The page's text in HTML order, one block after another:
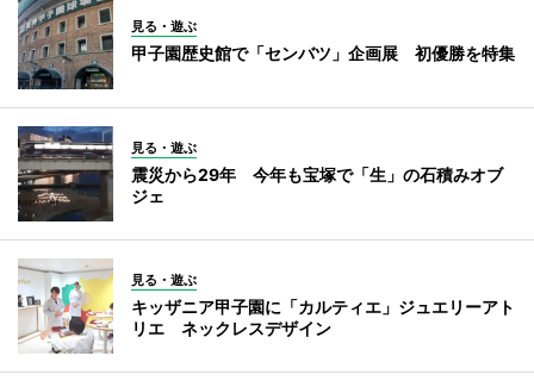
見る・遊ぶ
甲子園歴史館で「センバツ」企画展 初優勝を特集
見る・遊ぶ
震災から29年 今年も宝塚で「生」の石積みオブ
ジェ
見る・遊ぶ
キッザニア甲子園に「カルティエ」ジュエリーアト
リエ ネックレスデザイン